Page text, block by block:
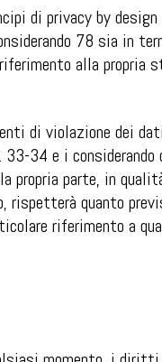
di privacy by design
78 sia in
alla propria
di violazione dei
34 e i considerando
propria parte, in
rispetterà quanto
riferimento a